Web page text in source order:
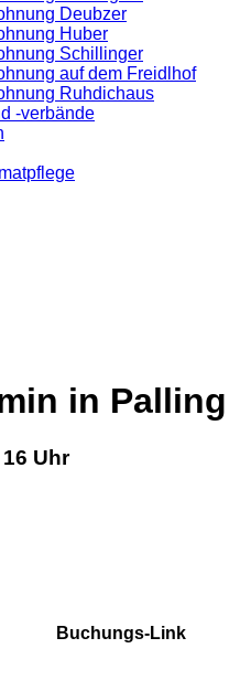
Deubzer
Huber
Schillinger
auf dem Freidlhof
Ruhdichaus
-verbände
in Palling
Uhr
Buchungs-Link